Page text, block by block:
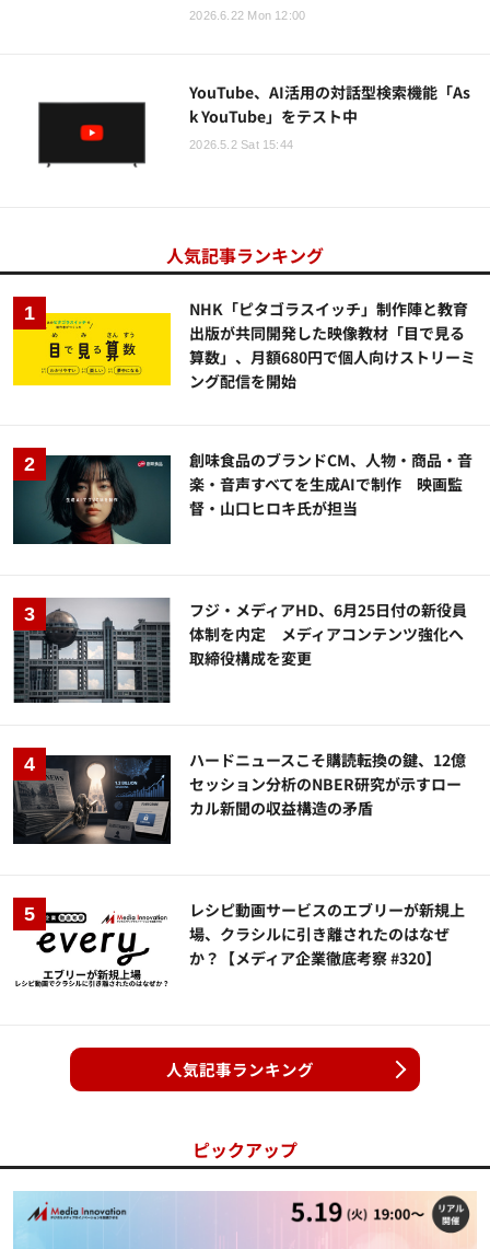
2026.6.22 Mon 12:00
YouTube、AI活用の対話型検索機能「As
k YouTube」をテスト中
2026.5.2 Sat 15:44
人気記事ランキング
NHK「ピタゴラスイッチ」制作陣と教育
出版が共同開発した映像教材「目で見る
算数」、月額680円で個人向けストリーミ
ング配信を開始
創味食品のブランドCM、人物・商品・音
楽・音声すべてを生成AIで制作 映画監
督・山口ヒロキ氏が担当
フジ・メディアHD、6月25日付の新役員
体制を内定 メディアコンテンツ強化へ
取締役構成を変更
ハードニュースこそ購読転換の鍵、12億
セッション分析のNBER研究が示すロー
カル新聞の収益構造の矛盾
レシピ動画サービスのエブリーが新規上
場、クラシルに引き離されたのはなぜ
か？【メディア企業徹底考察 #320】
人気記事ランキング
ピックアップ